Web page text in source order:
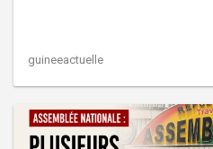
guineeactuelle